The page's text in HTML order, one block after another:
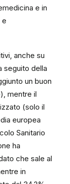
e in
e
anche su
seguito della
un buon
mentre il
(solo il
europea
Sanitario
ha
che sale al
in